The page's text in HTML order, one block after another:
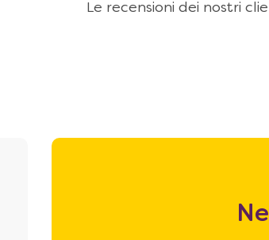
Le recensioni dei nostri